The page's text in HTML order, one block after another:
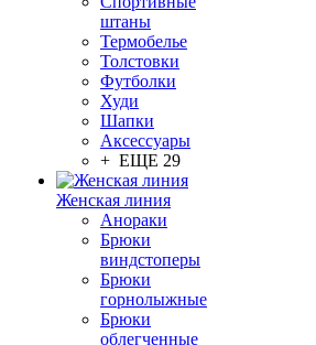
штаны
Термобелье
Толстовки
Футболки
Худи
Шапки
Аксессуары
+ ЕЩЕ 29
Женская линия
Анораки
Брюки
виндстоперы
Брюки
горнолыжные
Брюки
облегченные